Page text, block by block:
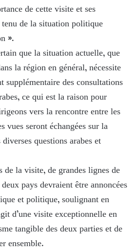
de cette visite et ses
de la situation politique
».
que la situation actuelle, que
la région en général, nécessite
supplémentaire des consultations
ce qui est la raison pour
vers la rencontre entre les
vues seront échangées sur la
questions arabes et
la visite, de grandes lignes de
pays devraient être annoncées
et politique, soulignant en
d’une visite exceptionnelle en
tangible des deux parties et de
ensemble.